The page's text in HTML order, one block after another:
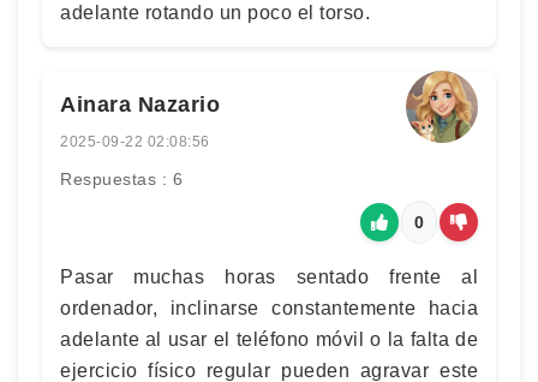
adelante rotando un poco el torso.
Ainara Nazario
2025-09-22 02:08:56
Respuestas : 6
0
Pasar muchas horas sentado frente al
ordenador, inclinarse constantemente hacia
adelante al usar el teléfono móvil o la falta de
ejercicio físico regular pueden agravar este